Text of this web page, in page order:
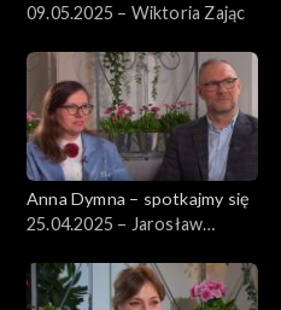
09.05.2025 – Wiktoria Zając
Anna Dymna – spotkajmy się
25.04.2025 – Jarosław